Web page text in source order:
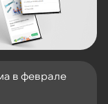
в феврале